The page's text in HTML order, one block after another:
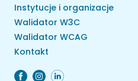
Instytucje i organizacje
Walidator W3C
Walidator WCAG
Kontakt